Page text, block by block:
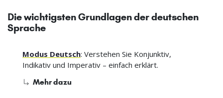
Die wichtigsten Grundlagen der deutschen
Sprache
Modus Deutsch: Verstehen Sie Konjunktiv,
Indikativ und Imperativ – einfach erklärt.
Mehr dazu